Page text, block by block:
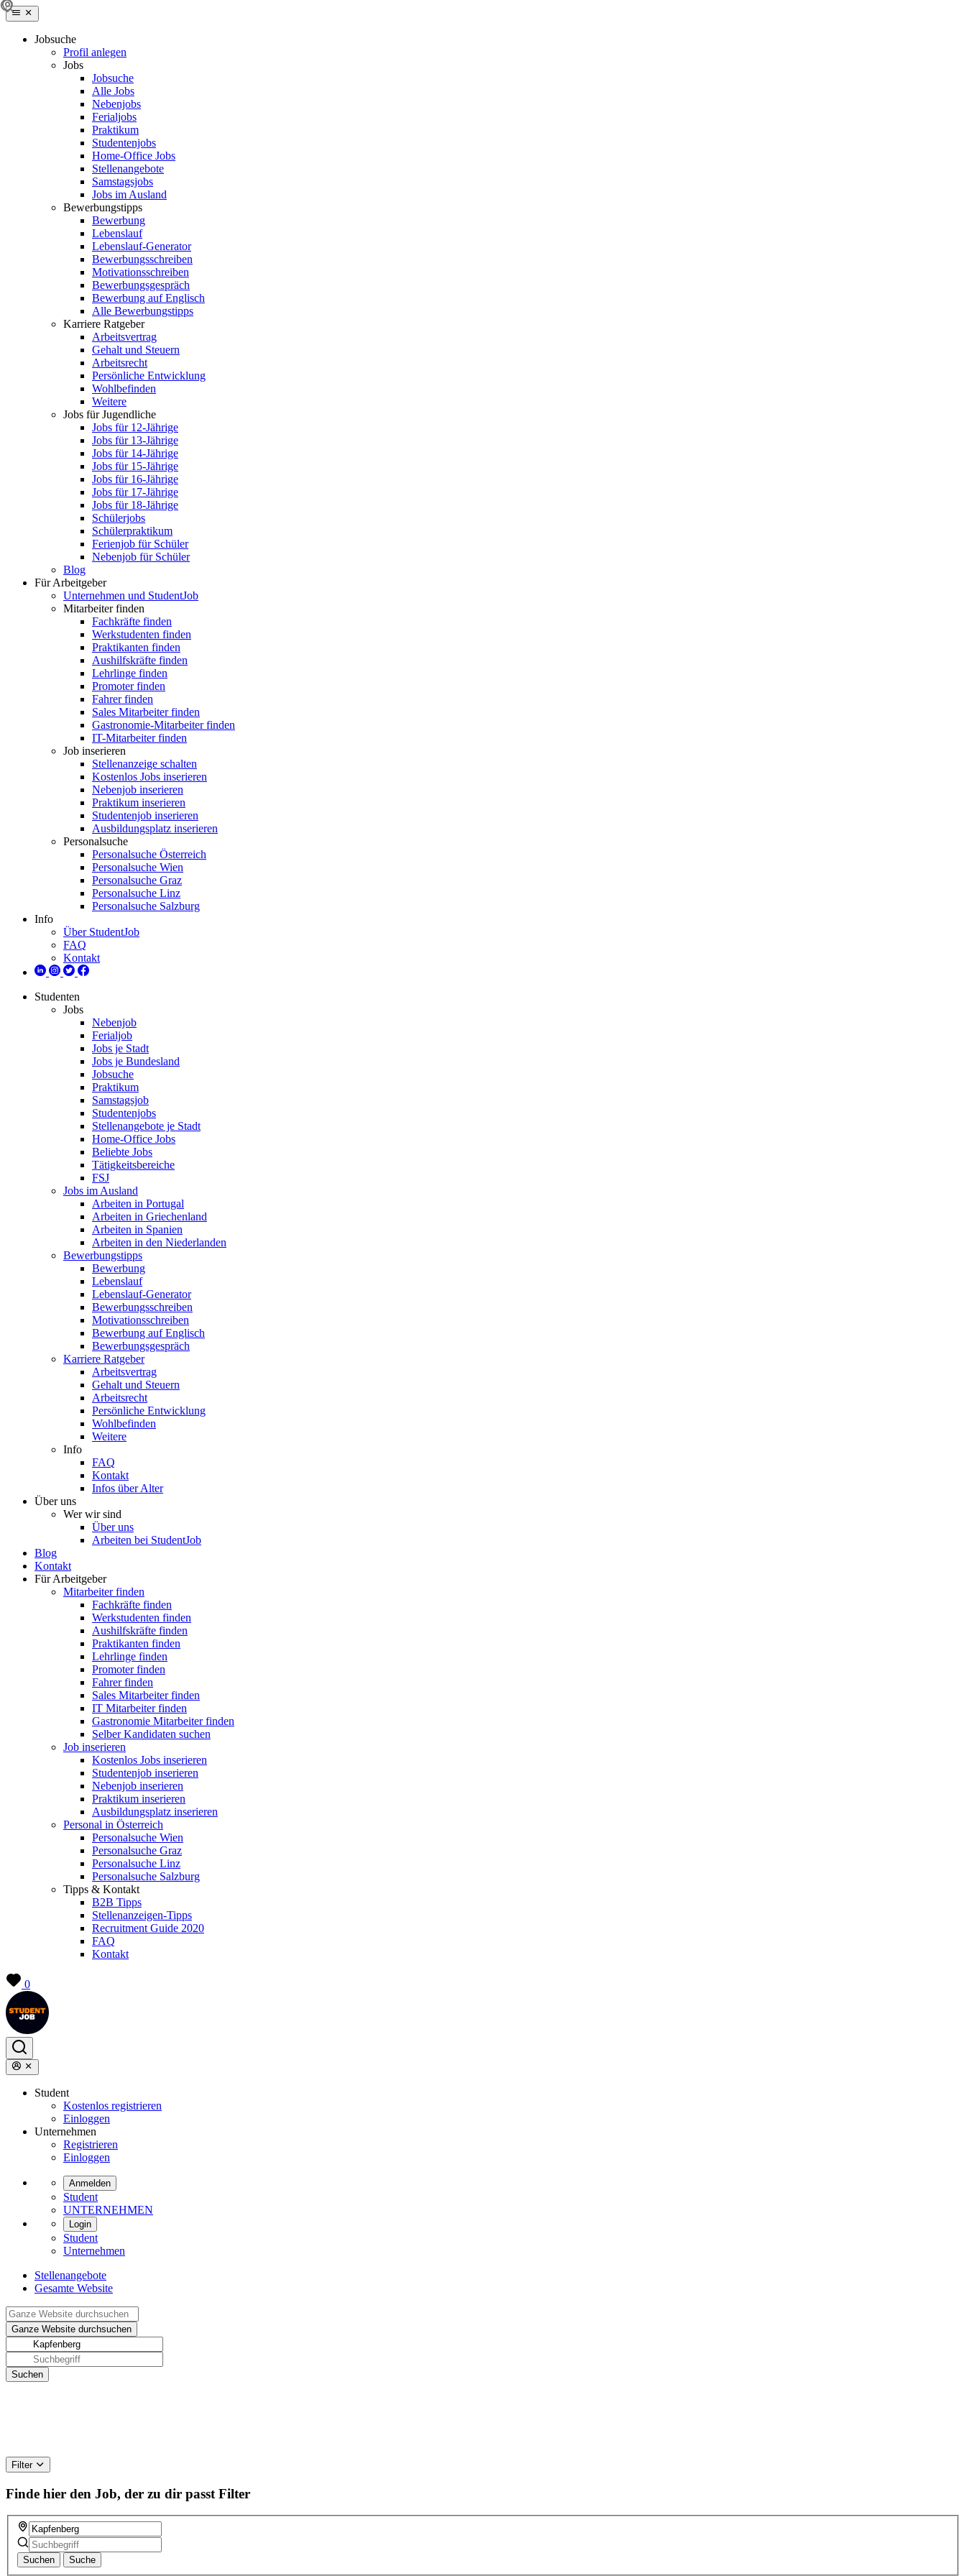
Jobsuche
Profil anlegen
Jobs
Jobsuche
Alle Jobs
Nebenjobs
Ferialjobs
Praktikum
Studentenjobs
Home-Office Jobs
Stellenangebote
Samstagsjobs
Jobs im Ausland
Bewerbungstipps
Bewerbung
Lebenslauf
Lebenslauf-Generator
Bewerbungsschreiben
Motivationsschreiben
Bewerbungsgespräch
Bewerbung auf Englisch
Alle Bewerbungstipps
Karriere Ratgeber
Arbeitsvertrag
Gehalt und Steuern
Arbeitsrecht
Persönliche Entwicklung
Wohlbefinden
Weitere
Jobs für Jugendliche
Jobs für 12-Jährige
Jobs für 13-Jährige
Jobs für 14-Jährige
Jobs für 15-Jährige
Jobs für 16-Jährige
Jobs für 17-Jährige
Jobs für 18-Jährige
Schülerjobs
Schülerpraktikum
Ferienjob für Schüler
Nebenjob für Schüler
Blog
Für Arbeitgeber
Unternehmen und StudentJob
Mitarbeiter finden
Fachkräfte finden
Werkstudenten finden
Praktikanten finden
Aushilfskräfte finden
Lehrlinge finden
Promoter finden
Fahrer finden
Sales Mitarbeiter finden
Gastronomie-Mitarbeiter finden
IT-Mitarbeiter finden
Job inserieren
Stellenanzeige schalten
Kostenlos Jobs inserieren
Nebenjob inserieren
Praktikum inserieren
Studentenjob inserieren
Ausbildungsplatz inserieren
Personalsuche
Personalsuche Österreich
Personalsuche Wien
Personalsuche Graz
Personalsuche Linz
Personalsuche Salzburg
Info
Über StudentJob
FAQ
Kontakt
Studenten
Jobs
Nebenjob
Ferialjob
Jobs je Stadt
Jobs je Bundesland
Jobsuche
Praktikum
Samstagsjob
Studentenjobs
Stellenangebote je Stadt
Home-Office Jobs
Beliebte Jobs
Tätigkeitsbereiche
FSJ
Jobs im Ausland
Arbeiten in Portugal
Arbeiten in Griechenland
Arbeiten in Spanien
Arbeiten in den Niederlanden
Bewerbungstipps
Bewerbung
Lebenslauf
Lebenslauf-Generator
Bewerbungsschreiben
Motivationsschreiben
Bewerbung auf Englisch
Bewerbungsgespräch
Karriere Ratgeber
Arbeitsvertrag
Gehalt und Steuern
Arbeitsrecht
Persönliche Entwicklung
Wohlbefinden
Weitere
Info
FAQ
Kontakt
Infos über Alter
Über uns
Wer wir sind
Über uns
Arbeiten bei StudentJob
Blog
Kontakt
Für Arbeitgeber
Mitarbeiter finden
Fachkräfte finden
Werkstudenten finden
Aushilfskräfte finden
Praktikanten finden
Lehrlinge finden
Promoter finden
Fahrer finden
Sales Mitarbeiter finden
IT Mitarbeiter finden
Gastronomie Mitarbeiter finden
Selber Kandidaten suchen
Job inserieren
Kostenlos Jobs inserieren
Studentenjob inserieren
Nebenjob inserieren
Praktikum inserieren
Ausbildungsplatz inserieren
Personal in Österreich
Personalsuche Wien
Personalsuche Graz
Personalsuche Linz
Personalsuche Salzburg
Tipps & Kontakt
B2B Tipps
Stellenanzeigen-Tipps
Recruitment Guide 2020
FAQ
Kontakt
0
Student
Kostenlos registrieren
Einloggen
Unternehmen
Registrieren
Einloggen
Anmelden
Student
UNTERNEHMEN
Login
Student
Unternehmen
Stellenangebote
Gesamte Website
Filter
Finde hier den Job, der zu dir passt Filter
Suchen Suche